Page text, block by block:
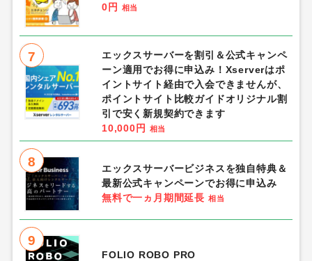
0円
相当
7
エックスサーバーを割引＆公式キャンペ
ーン適用でお得に申込み！Xserverはポ
イントサイト経由で入会できませんが、
ポイントサイト比較ガイドオリジナル割
引で安く新規契約できます
10,000円
相当
8
エックスサーバービジネスを独自特典＆
最新公式キャンペーンでお得に申込み
無料で一ヵ月期間延長 相当
9
FOLIO ROBO PRO